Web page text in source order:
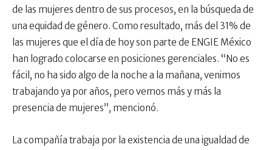
de las mujeres dentro de sus procesos, en la búsqueda de
una equidad de género. Como resultado, más del 31% de
las mujeres que el día de hoy son parte de ENGIE México
han logrado colocarse en posiciones gerenciales. “No es
fácil, no ha sido algo de la noche a la mañana, venimos
trabajando ya por años, pero vemos más y más la
presencia de mujeres”, mencionó.
La compañía trabaja por la existencia de una igualdad de